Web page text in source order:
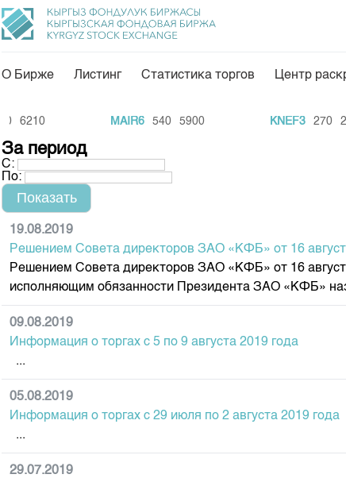
Общая информация
Акционеры
Руководство
Внутренний аудитор
Комитеты
Участники торгов
Cтратегия развития
Корпоративные документы
Контакты
Аналитика
Финансовый рынок
Пресс-клуб
О Бирже Листинг Статистика торгов Центр
MAIR6 540 5900 KNEF3 270 200
За период
С:
По:
19.08.2019
Решением Совета директоров ЗАО «КФБ» от 16
Решением Совета директоров ЗАО «КФБ» от 16
исполняющим обязанности Президента ЗАО «КФБ»
09.08.2019
Информация о торгах c 5 по 9 августа 2019 года
...
05.08.2019
Информация о торгах c 29 июля по 2 августа 2019 года
...
29.07.2019